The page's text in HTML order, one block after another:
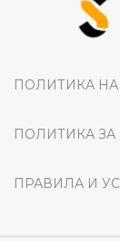
ПОЛИТИКА
ПОЛИТИКА
ПРАВИЛА И